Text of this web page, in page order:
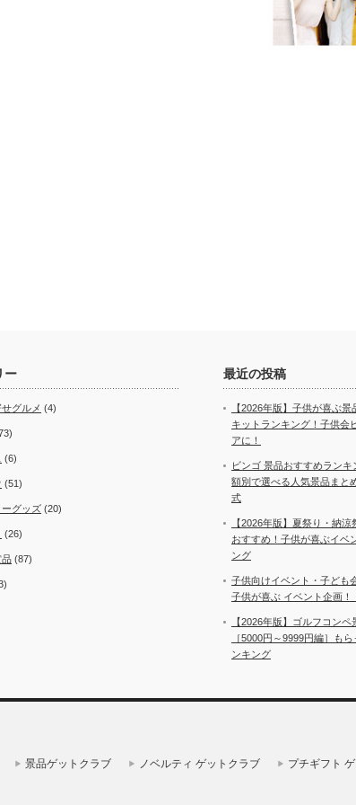
ー
グルメ (4)
(6)
(51)
グッズ (20)
(26)
品 (87)
最近の投稿
【2026年版】子供が喜ぶ
キットランキング！子供会
アに！
ビンゴ 景品おすすめラン
額別で選べる人気景品まと
式
【2026年版】夏祭り・納
おすすめ！子供が喜ぶイベ
ング
子供向けイベント・子ども
子供が喜ぶ イベント企画！
【2026年版】ゴルフコン
［5000円～9999円編］も
ンキング
景品ゲットクラブ ノベルティ ゲットクラブ プチギフト